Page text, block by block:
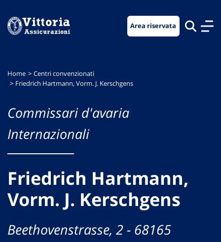
menu
contenuto
footer
Area riservata
Home
Centri convenzionati
Friedrich Hartmann, Vorm. J. Kerschgens
Commissari d'avaria
Internazionali
Friedrich Hartmann,
Vorm. J. Kerschgens
Beethovenstrasse, 2 - 68165